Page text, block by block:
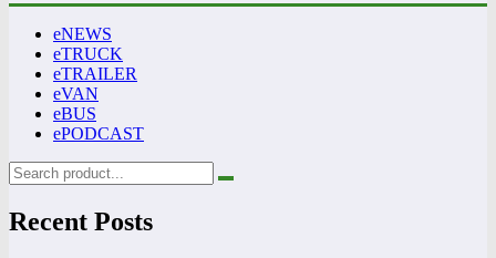
eNEWS
eTRUCK
eTRAILER
eVAN
eBUS
ePODCAST
Recent Posts